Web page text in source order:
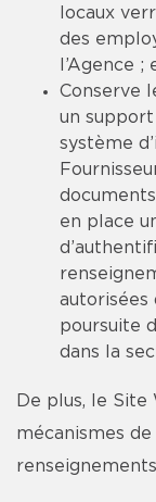
locaux
des
l’Agence ;
Conserve
un support
système
en place
autorisées
poursuite
dans la
De plus, le
mécanismes